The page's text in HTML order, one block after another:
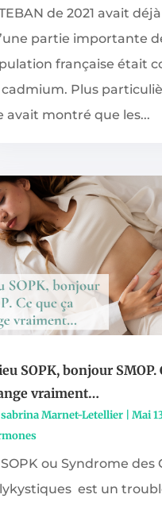
de 2021 avait
partie importante
française était
Plus
avait montré que les...
SOPK, bonjour SMOP.
vraiment…
sabrina Marnet-Letellier| Mai
ou Syndrome des
est un